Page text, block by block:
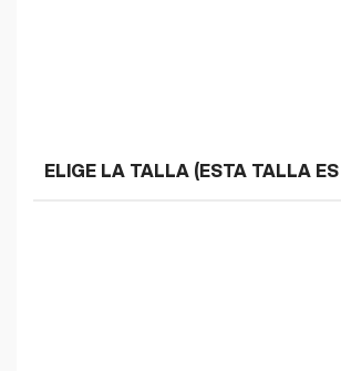
ELIGE LA TALLA (ESTA TALLA ES